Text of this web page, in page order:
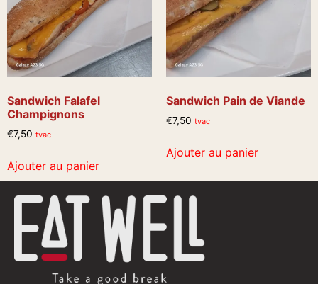
Sandwich Falafel
Champignons
€7,50 tvac
Ajouter au panier
Sandwich Pain de Viande
€7,50 tvac
Ajouter au panier